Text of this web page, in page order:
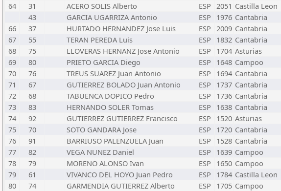
64
31 ACERO SOLIS Alberto ESP 2051 Castilla Leon
43
GARCIA UGARRIZA Antonio ESP 1976 Cantabria
66
37 HURTADO HERNANDEZ Jose Luis ESP 2009 Cantabria
67
55 TERAN PEREDA Luis ESP 1832 Cantabria
68
75 LLOVERAS HERNANZ Jose Antonio ESP 1704 Asturias
69
80 PRIETO GARCIA Diego ESP 1648 Campoo
70
76 TREUS SUAREZ Juan Antonio ESP 1694 Cantabria
71
67 GUTIERREZ BOLADO Juan Antonio ESP 1737 Cantabria
72
68 TABUENCA DOPICO Pedro ESP 1736 Cantabria
73
83 HERNANDO SOLER Tomas ESP 1638 Cantabria
74
92 GUTIERREZ GUTIERREZ Francisco ESP 1520 Asturias
75
70 SOTO GANDARA Jose ESP 1720 Cantabria
76
91 BARRIUSO PALENZUELA Juan ESP 1528 Cantabria
77
82 VEGA NUNEZ Daniel ESP 1639 Campoo
78
79 MORENO ALONSO Ivan ESP 1650 Campoo
79
61 VIVANCO DEL HOYO Juan Pedro ESP 1784 Castilla Leon
80
74 GARMENDIA GUTIERREZ Alberto ESP 1705 Campoo